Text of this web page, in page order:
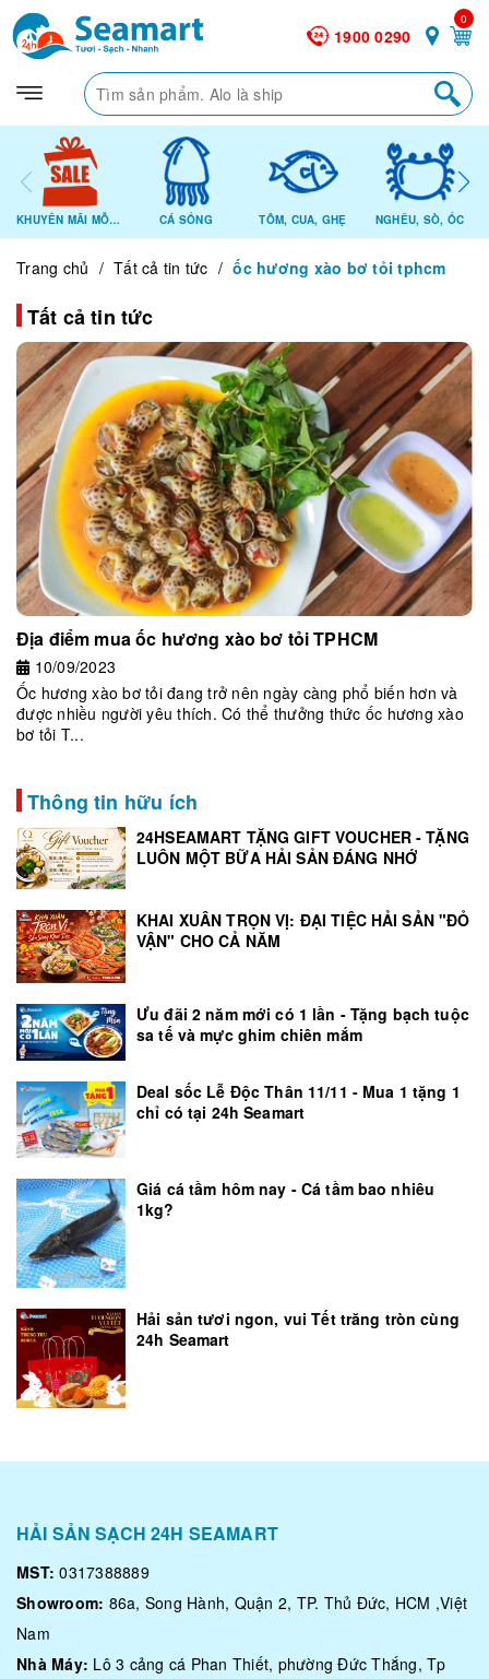
1900 0290
0
KHUYẾN MÃI MỖI NGÀY CÁ SỐNG TÔM, CUA, GHẸ NGHÊU, SÒ, ỐC
Trang chủ / Tất cả tin tức / ốc hương xào bơ tỏi tphcm
Tất cả tin tức
Địa điểm mua ốc hương xào bơ tỏi TPHCM
10/09/2023
Ốc hương xào bơ tỏi đang trở nên ngày càng phổ biến hơn và
được nhiều người yêu thích. Có thể thưởng thức ốc hương xào
bơ tỏi T...
Thông tin hữu ích
24HSEAMART TẶNG GIFT VOUCHER - TẶNG
LUÔN MỘT BỮA HẢI SẢN ĐÁNG NHỚ
KHAI XUÂN TRỌN VỊ: ĐẠI TIỆC HẢI SẢN "ĐỎ
VẬN" CHO CẢ NĂM
Ưu đãi 2 năm mới có 1 lần - Tặng bạch tuộc
sa tế và mực ghim chiên mắm
Deal sốc Lễ Độc Thân 11/11 - Mua 1 tặng 1
chỉ có tại 24h Seamart
Giá cá tầm hôm nay - Cá tầm bao nhiêu
1kg?
Hải sản tươi ngon, vui Tết trăng tròn cùng
24h Seamart
HẢI SẢN SẠCH 24H SEAMART
MST: 0317388889
Showroom: 86a, Song Hành, Quận 2, TP. Thủ Đức, HCM ,Việt
Nam
Nhà Máy: Lô 3 cảng cá Phan Thiết, phường Đức Thắng, Tp